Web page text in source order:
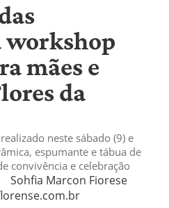
workshop
mães e
da
neste sábado (9) e
espumante e tábua de
convivência e celebração
Sohfia Marcon Fiorese